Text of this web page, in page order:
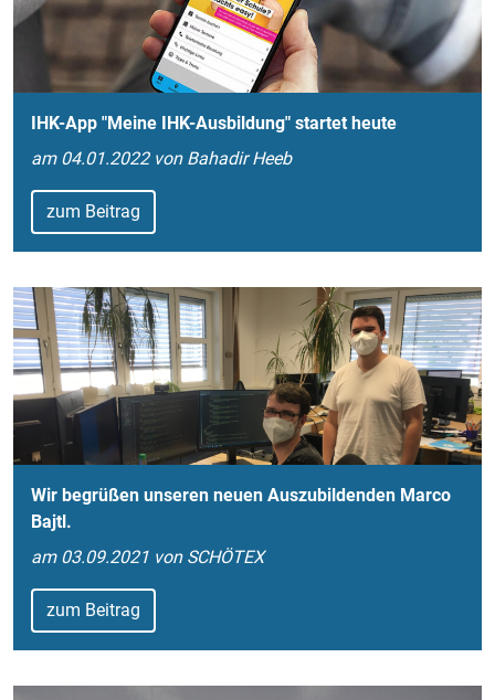
IHK-App "Meine IHK-Ausbildung" startet heute
am 04.01.2022 von Bahadir Heeb
zum Beitrag
Wir begrüßen unseren neuen Auszubildenden Marco
Bajtl.
am 03.09.2021 von SCHÖTEX
zum Beitrag